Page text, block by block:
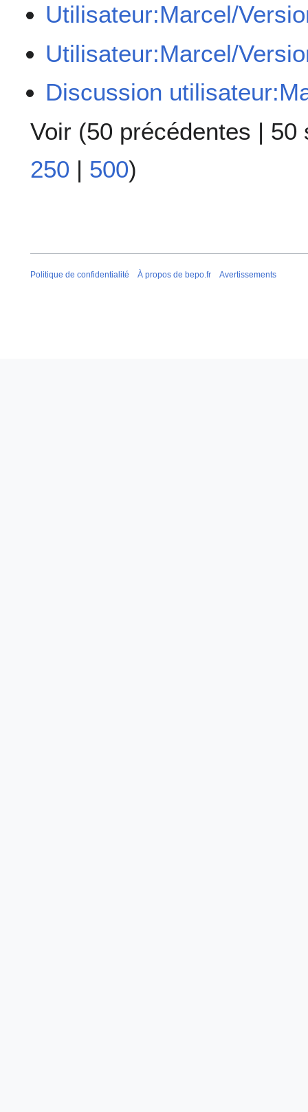
Utilisateur:Marcel/
Utilisateur:Marcel/
Discussion
Voir (50 précédentes | 50
250 | 500)
Politique de confidentialité À propos de bepo.fr Avertissements